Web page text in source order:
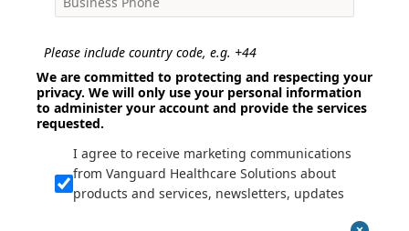
Please include country code, e.g. +44
We are committed to protecting and respecting your
privacy. We will only use your personal information
to administer your account and provide the services
requested.
I agree to receive marketing communications
from Vanguard Healthcare Solutions about
products and services, newsletters, updates